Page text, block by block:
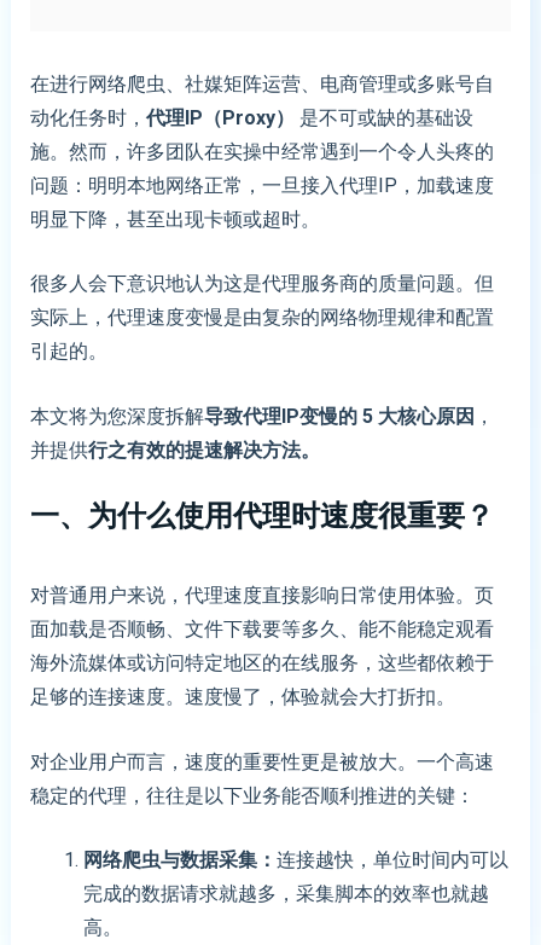
在进行网络爬虫、社媒矩阵运营、电商管理或多账号自
动化任务时， 代理IP（Proxy）
是不可或缺的基础设
施。然而，许多团队在实操中经常遇到一个令人头疼的
问题：明明本地网络正常，一旦接入代理IP，加载速度
明显下降，甚至出现卡顿或超时。
很多人会下意识地认为这是代理服务商的质量问题。但
实际上，代理速度变慢是由复杂的网络物理规律和配置
引起的。
本文将为您深度拆解导致代理IP变慢的 5 大核心原因 ，
并提供行之有效的提速解决方法。
一、为什么使用代理时速度很重要？
对普通用户来说，代理速度直接影响日常使用体验。页
面加载是否顺畅、文件下载要等多久、能不能稳定观看
海外流媒体或访问特定地区的在线服务，这些都依赖于
足够的连接速度。速度慢了，体验就会大打折扣。
对企业用户而言，速度的重要性更是被放大。一个高速
稳定的代理，往往是以下业务能否顺利推进的关键：
网络爬虫与数据采集： 连接越快，单位时间内可以
完成的数据请求就越多，采集脚本的效率也就越
高。